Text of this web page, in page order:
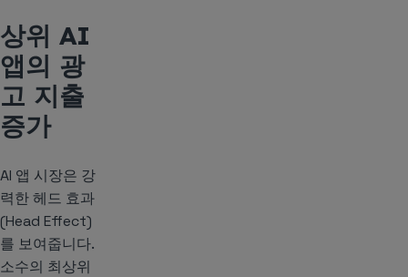
상위 AI
앱의 광
고 지출
증가
AI 앱 시장은 강
력한 헤드 효과
(Head Effect)
를 보여줍니다.
소수의 최상위